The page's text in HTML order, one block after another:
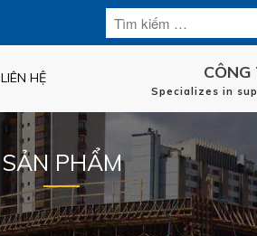
Specializes in
LIÊN HỆ
SẢN PHẨM